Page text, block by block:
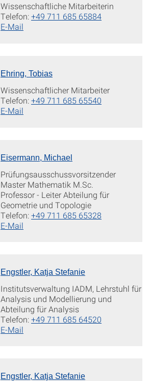
Wissenschaftliche Mitarbeiterin
Telefon:+49 711 685 65884
E-Mail
Ehring, Tobias
Wissenschaftlicher Mitarbeiter
Telefon:+49 711 685 65540
E-Mail
Eisermann, Michael
Prüfungsausschussvorsitzender
Master Mathematik M.Sc.
Professor - Leiter Abteilung für
Geometrie und Topologie
Telefon:+49 711 685 65328
E-Mail
Engstler, Katja Stefanie
Institutsverwaltung IADM, Lehrstuhl für
Analysis und Modellierung und
Abteilung für Analysis
Telefon:+49 711 685 64520
E-Mail
Engstler, Katja Stefanie